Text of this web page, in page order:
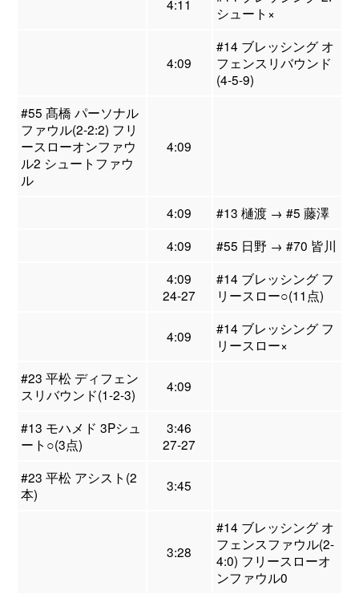
4:11
シュート×
4:09
#14 ブレッシング オ
フェンスリバウンド
(4-5-9)
#55 髙橋 パーソナル
ファウル(2-2:2) フリ
ースローオンファウ
ル2 シュートファウ
ル
4:09
4:09
#13 樋渡 → #5 藤澤
4:09
#55 日野 → #70 皆川
4:09
24-27
#14 ブレッシング フ
リースロー○(11点)
4:09
#14 ブレッシング フ
リースロー×
#23 平松 ディフェン
スリバウンド(1-2-3)
4:09
#13 モハメド 3Pシュ
ート○(3点)
3:46
27-27
#23 平松 アシスト(2
本)
3:45
3:28
#14 ブレッシング オ
フェンスファウル(2-
4:0) フリースローオ
ンファウル0